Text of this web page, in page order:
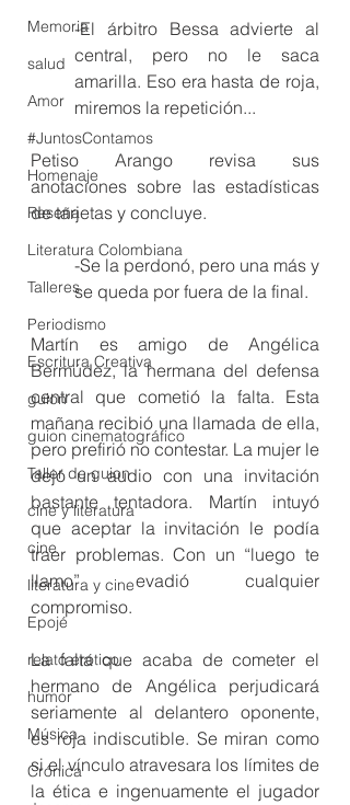
Memoria
salud
Amor
#JuntosContamos
Homenaje
Reseña
Literatura Colombiana
Talleres
Periodismo
Escritura Creativa
guion
guion cinematográfico
Taller de guion
cine y literatura
cine
literatura y cine
Epojé
relato erótico
humor
Música
Crónica
-El árbitro Bessa advierte al
central, pero no le saca
amarilla. Eso era hasta de roja,
miremos la repetición...
Petiso Arango revisa sus
anotaciones sobre las estadísticas
de tarjetas y concluye.
-Se la perdonó, pero una más y
se queda por fuera de la final.
Martín es amigo de Angélica
Bermúdez, la hermana del defensa
central que cometió la falta. Esta
mañana recibió una llamada de ella,
pero prefirió no contestar. La mujer le
dejó un audio con una invitación
bastante tentadora. Martín intuyó
que aceptar la invitación le podía
traer problemas. Con un “luego te
llamo” evadió cualquier
compromiso.
La falta que acaba de cometer el
hermano de Angélica perjudicará
seriamente al delantero oponente,
es roja indiscutible. Se miran como
si el vínculo atravesara los límites de
la ética e ingenuamente el jugador